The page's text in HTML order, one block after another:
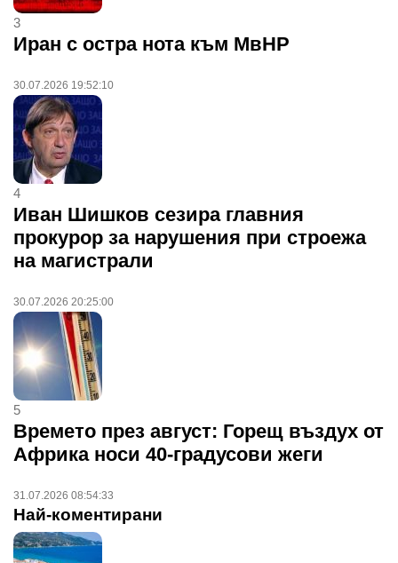
3
Иран с остра нота към МвНР
30.07.2026 19:52:10
4
Иван Шишков сезира главния
прокурор за нарушения при строежа
на магистрали
30.07.2026 20:25:00
5
Времето през август: Горещ въздух от
Африка носи 40-градусови жеги
31.07.2026 08:54:33
Най-коментирани